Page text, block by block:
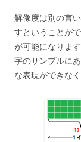
解像度は別の言
すということが
が可能になりま
字のサンプルに
な表現ができなく